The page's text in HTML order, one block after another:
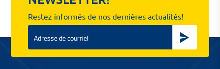
Restez informés de nos dernières actualités!